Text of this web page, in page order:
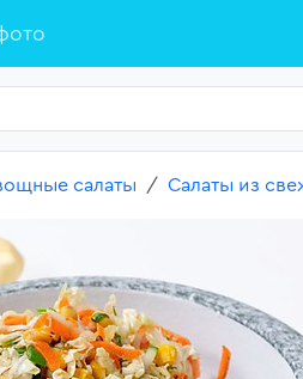
салаты Салаты из